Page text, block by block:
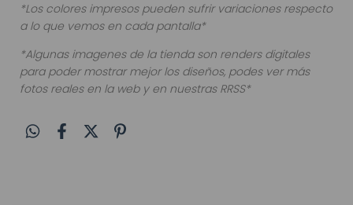
*Los colores impresos pueden sufrir variaciones respecto
a lo que vemos en cada pantalla*
*Algunas imagenes de la tienda son renders digitales
para poder mostrar mejor los diseños, podes ver más
fotos reales en la web y en nuestras RRSS*